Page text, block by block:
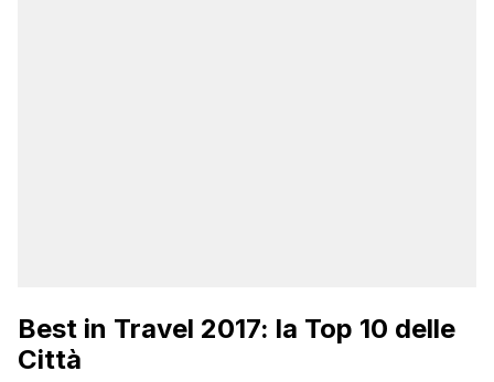
Best in Travel 2017: la Top 10 delle
Città